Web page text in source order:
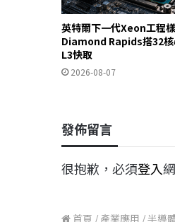
英特爾下一代Xeon工程
Diamond Rapids搭32核
L3快取
2026-08-07
發佈留言
很抱歉，必須登入